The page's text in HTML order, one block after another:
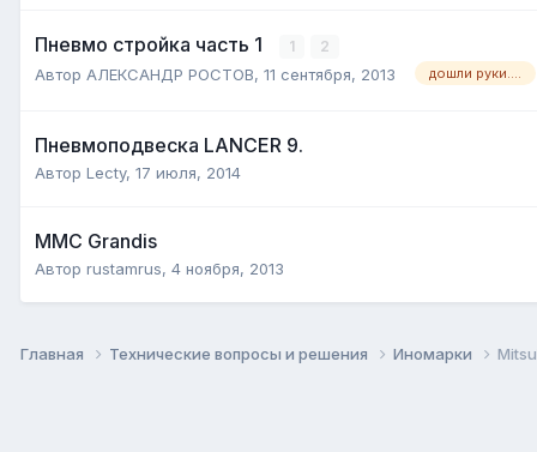
Пневмо стройка часть 1 1 2
Автор АЛЕКСАНДР РОСТОВ, 11 сентября, 2013 дошли руки....
Пневмоподвеска LANCER 9.
Автор Lecty, 17 июля, 2014
MMC Grandis
Автор rustamrus, 4 ноября, 2013
Главная Технические вопросы и решения Иномарки